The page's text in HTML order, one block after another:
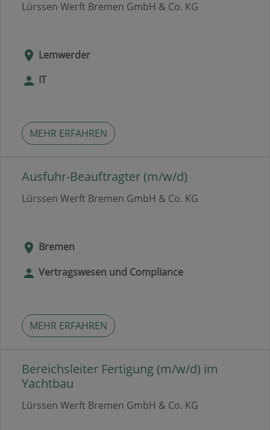
Lürssen Werft Bremen GmbH & Co. KG
Lemwerder
IT
MEHR ERFAHREN
Ausfuhr-Beauftragter (m/w/d)
Lürssen Werft Bremen GmbH & Co. KG
Bremen
Vertragswesen und Compliance
MEHR ERFAHREN
Bereichsleiter Fertigung (m/w/d) im
Yachtbau
Lürssen Werft Bremen GmbH & Co. KG